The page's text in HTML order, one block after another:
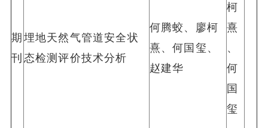
期
刊
埋地天然气管道安全状
态检测评价技术分析
何腾蛟、廖柯
熹、何国玺、
赵建华
柯
熹
、
何
国
玺